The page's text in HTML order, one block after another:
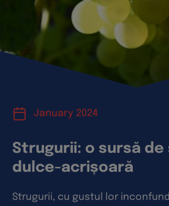
January 2024
Strugurii: o sursă
dulce-acrișoară
Strugurii, cu gustul lor